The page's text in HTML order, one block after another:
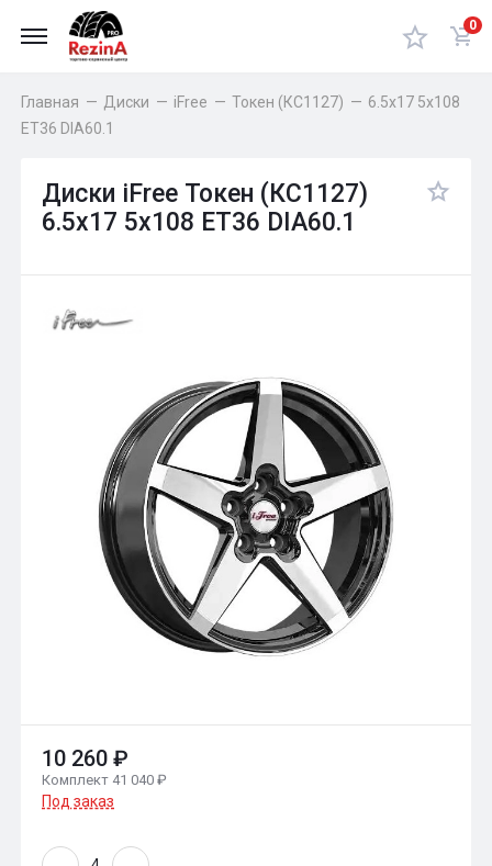
0
Главная — Диски — iFree — Токен (КС1127) — 6.5x17 5x108
ET36 DIA60.1
Диски iFree Токен (КС1127)
6.5x17 5x108 ET36 DIA60.1
10 260 ₽
Комплект 41 040 ₽
Под заказ